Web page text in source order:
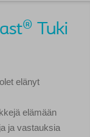
Tuki
elänyt
elämään
ja vastauksia